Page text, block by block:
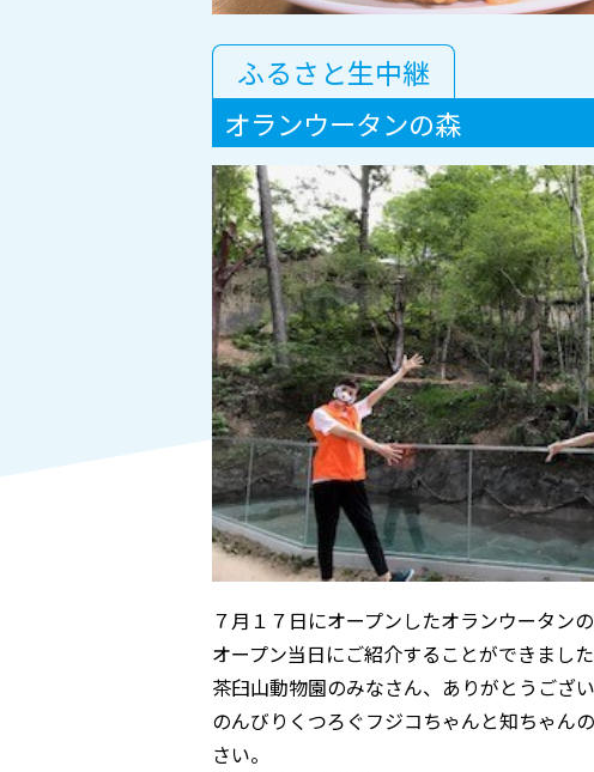
ふるさと生中継
オランウータンの森
７月１７日にオープンしたオランウータンの
オープン当日にご紹介することができました
茶臼山動物園のみなさん、ありがとうござ
のんびりくつろぐフジコちゃんと知ちゃん
さい。